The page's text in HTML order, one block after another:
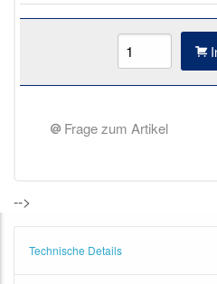
Frage zum Artikel
-->
Technische Details